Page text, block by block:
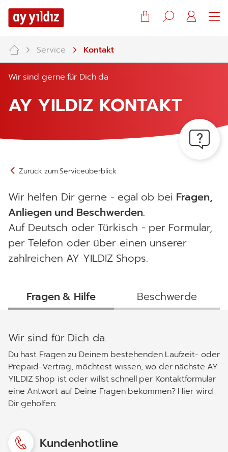
Warenkorb
Suche
Mein
Service Kontakt
Wir sind gerne für Dich da
AY YILDIZ KONTAKT
Zurück zum Serviceüberblick
Wir helfen Dir gerne - egal ob bei Fragen,
Anliegen und Beschwerden.
Auf Deutsch oder Türkisch - per Formular,
per Telefon oder über einen unserer
zahlreichen AY YILDIZ Shops.
Fragen & Hilfe Beschwerde
Wir sind für Dich da.
Du hast Fragen zu Deinem bestehenden Laufzeit- oder
Prepaid-Vertrag, möchtest wissen, wo der nächste AY
YILDIZ Shop ist oder willst schnell per Kontaktformular
eine Antwort auf Deine Fragen bekommen? Hier wird
Dir geholfen:
Kundenhotline